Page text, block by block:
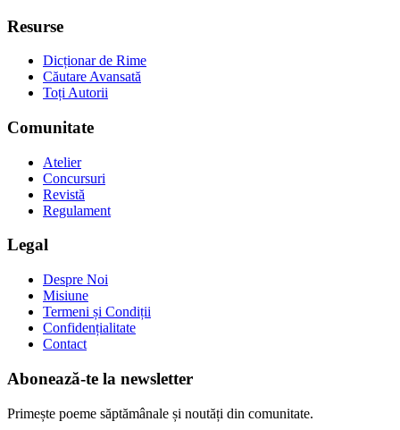
Resurse
Dicționar de Rime
Căutare Avansată
Toți Autorii
Comunitate
Atelier
Concursuri
Revistă
Regulament
Legal
Despre Noi
Misiune
Termeni și Condiții
Confidențialitate
Contact
Abonează-te la newsletter
Primește poeme săptămânale și noutăți din comunitate.